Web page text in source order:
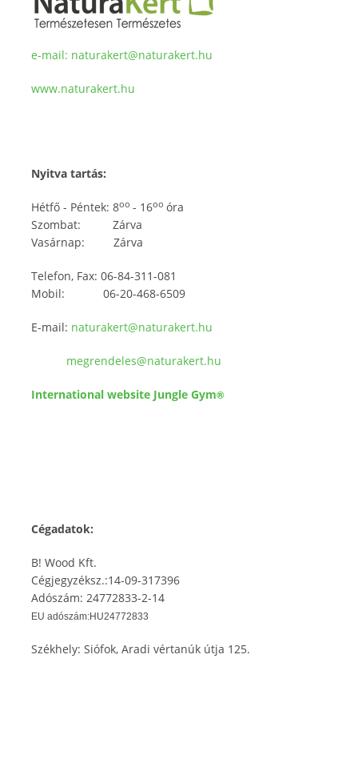
e-mail: naturakert@naturakert.hu
www.naturakert.hu
Nyitva tartás:
Hétfő - Péntek: 8oo - 16oo óra
Szombat: Zárva
Vasárnap: Zárva
Telefon, Fax: 06-84-311-081
Mobil: 06-20-468-6509
E-mail: naturakert@naturakert.hu
megrendeles@naturakert.hu
International website Jungle Gym®
Cégadatok:
B! Wood Kft.
Cégjegyzéksz.:14-09-317396
Adószám: 24772833-2-14
EU adószám:HU24772833
Székhely: Siófok, Aradi vértanúk útja 125.